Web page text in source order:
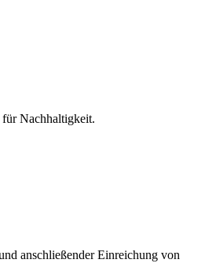
für Nachhaltigkeit.
anschließender Einreichung von